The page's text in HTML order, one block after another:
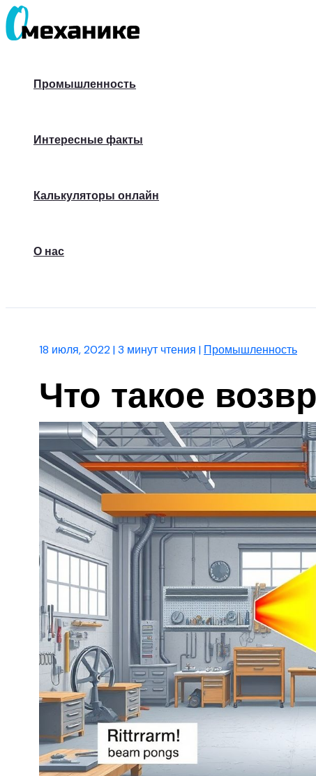
Перейти
к
Промышленность
Интересные факты
Калькуляторы онлайн
О нас
18 июля, 2022|3 минут чтения | Промышленность
Что такое